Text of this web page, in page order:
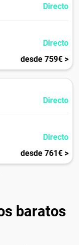
Directo
Directo
desde 759€ >
Directo
Directo
desde 761€ >
baratos